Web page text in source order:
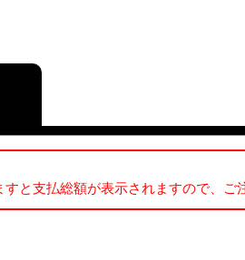
と支払総額が表示されますので、ご